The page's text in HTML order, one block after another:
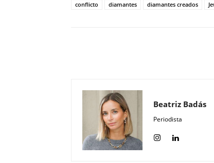
conflicto diamantes diamantes creados
Beatriz Badás
Periodista